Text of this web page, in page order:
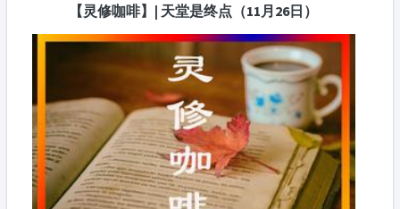
【灵修咖啡】| 天堂是终点（11月26日）